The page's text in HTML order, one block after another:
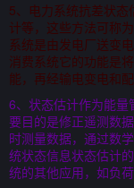
5、电力系统抗差状
计等，这些方法可称
系统是由发电厂送变
消费系统它的功能是
能，再经输电变电和
6、状态估计作为能量
要目的是修正遥测数
时测量数据，通过数
统状态信息状态估计
统的其他应用，如负